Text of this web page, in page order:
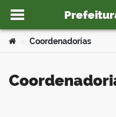
Ir para o conteúdo
Você está aqui:
Coordenadorias